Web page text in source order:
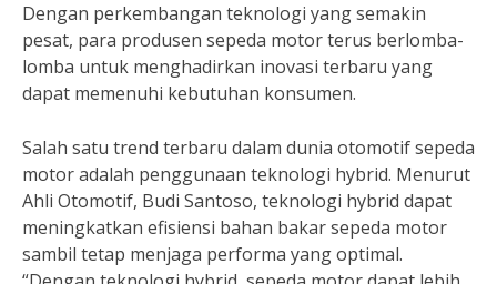
Dengan perkembangan teknologi yang semakin
pesat, para produsen sepeda motor terus berlomba-
lomba untuk menghadirkan inovasi terbaru yang
dapat memenuhi kebutuhan konsumen.
Salah satu trend terbaru dalam dunia otomotif sepeda
motor adalah penggunaan teknologi hybrid. Menurut
Ahli Otomotif, Budi Santoso, teknologi hybrid dapat
meningkatkan efisiensi bahan bakar sepeda motor
sambil tetap menjaga performa yang optimal.